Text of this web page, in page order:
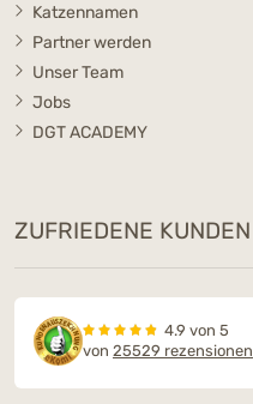
Katzennamen
Partner werden
Unser Team
Jobs
DGT ACADEMY
ZUFRIEDENE KUNDEN
4.9 von 5
von 25529 rezensionen